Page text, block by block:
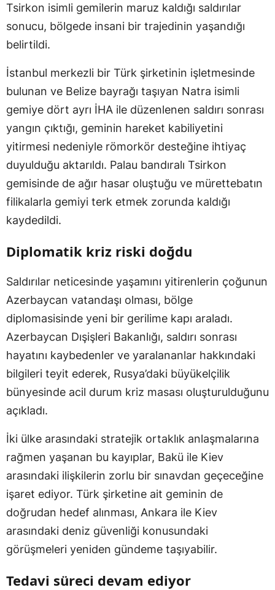
Tsirkon isimli gemilerin maruz kaldığı saldırılar
sonucu, bölgede insani bir trajedinin yaşandığı
belirtildi.
İstanbul merkezli bir Türk şirketinin işletmesinde
bulunan ve Belize bayrağı taşıyan Natra isimli
gemiye dört ayrı İHA ile düzenlenen saldırı sonrası
yangın çıktığı, geminin hareket kabiliyetini
yitirmesi nedeniyle römorkör desteğine ihtiyaç
duyulduğu aktarıldı. Palau bandıralı Tsirkon
gemisinde de ağır hasar oluştuğu ve mürettebatın
filikalarla gemiyi terk etmek zorunda kaldığı
kaydedildi.
Diplomatik kriz riski doğdu
Saldırılar neticesinde yaşamını yitirenlerin çoğunun
Azerbaycan vatandaşı olması, bölge
diplomasisinde yeni bir gerilime kapı araladı.
Azerbaycan Dışişleri Bakanlığı, saldırı sonrası
hayatını kaybedenler ve yaralananlar hakkındaki
bilgileri teyit ederek, Rusya’daki büyükelçilik
bünyesinde acil durum kriz masası oluşturulduğunu
açıkladı.
İki ülke arasındaki stratejik ortaklık anlaşmalarına
rağmen yaşanan bu kayıplar, Bakü ile Kiev
arasındaki ilişkilerin zorlu bir sınavdan geçeceğine
işaret ediyor. Türk şirketine ait geminin de
doğrudan hedef alınması, Ankara ile Kiev
arasındaki deniz güvenliği konusundaki
görüşmeleri yeniden gündeme taşıyabilir.
Tedavi süreci devam ediyor